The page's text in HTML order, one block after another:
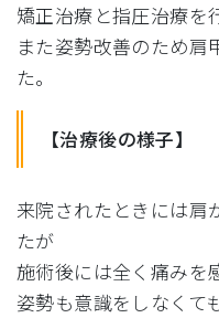
矯正治療と指圧治療を
また姿勢改善のため肩
た。
【治療後の様子】
来院されたときには肩
たが
施術後には全く痛みを
姿勢も意識をしなくて